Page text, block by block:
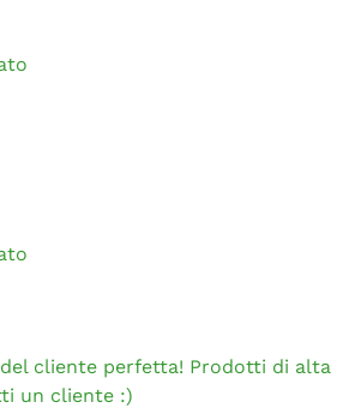
cliente perfetta! Prodotti di alta
un cliente :)